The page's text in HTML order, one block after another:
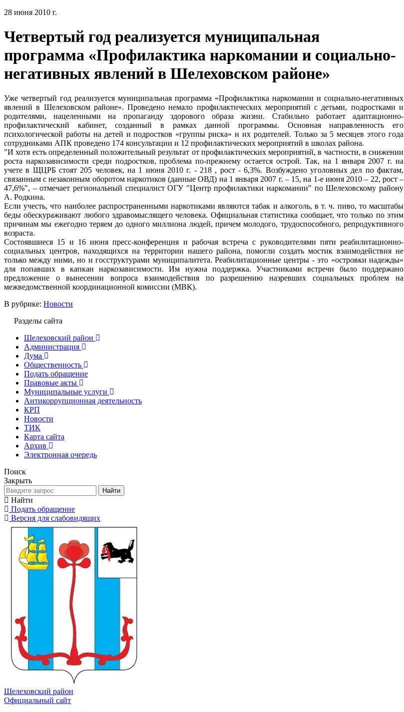
28 июня 2010 г.
Четвертый год реализуется муниципальная
программа «Профилактика наркомании и социально-
негативных явлений в Шелеховском районе»
Уже четвертый год реализуется муниципальная программа «Профилактика наркомании и социально-негативных
явлений в Шелеховском районе». Проведено немало профилактических мероприятий с детьми, подростками и
родителями, нацеленными на пропаганду здорового образа жизни. Стабильно работает адаптационно-
профилактический кабинет, созданный в рамках данной программы. Основная направленность его
психологической работы на детей и подростков «группы риска» и их родителей. Только за 5 месяцев этого года
сотрудниками АПК проведено 174 консультации и 12 профилактических мероприятий в школах района.
"И хотя есть определенный положительный результат от профилактических мероприятий, в частности, в снижении
роста наркозависимости среди подростков, проблема по-прежнему остается острой. Так, на 1 января 2007 г. на
учете в ЩЦРБ стоят 205 человек, на 1 июня 2010 г. - 218 , рост - 6,3%. Возбуждено уголовных дел по фактам,
связанным с незаконным оборотом наркотиков (данные ОВД) на 1 января 2007 г. – 15, на 1-е июня 2010 – 22, рост –
47,6%", – отмечает региональный специалист ОГУ "Центр профилактики наркомании" по Шелеховскому району
А. Родкина.
Если учесть, что наиболее распространенными наркотиками являются табак и алкоголь, в т. ч. пиво, то масштабы
беды обескураживают любого здравомыслящего человека. Официальная статистика сообщает, что только по этим
причинам мы ежегодно теряем до одного миллиона людей, причем молодого, трудоспособного, репродуктивного
возраста.
Состоявшиеся 15 и 16 июня пресс-конференция и рабочая встреча с руководителями пяти реабилитационно-
социальных центров, находящихся на территории нашего района, помогли создать мостик взаимодействия не
только между ними, но и госструктурами муниципалитета. Реабилитационные центры - это «островки надежды»
для попавших в капкан наркозависимости. Им нужна поддержка. Участниками встречи было поддержано
предложение о вынесении вопроса взаимодействия по разрешению назревших социальных проблем на
межведомственной координационной комиссии (МВК).
В рубрике: Новости
Разделы сайта
Шелеховский район
Администрация
Дума
Общественность
Подать обращение
Правовые акты
Муниципальные услуги
Антикоррупционная деятельность
КРП
Новости
ТИК
Карта сайта
Архив
Электронная очередь
Поиск
Закрыть
Найти
Найти
Подать обращение
Версия для слабовидящих
Шелеховский район
Официальный сайт